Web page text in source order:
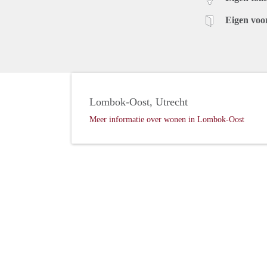
Eigen
Lombok-Oost, Utrecht
Meer informatie over wonen in Lombok-Oost